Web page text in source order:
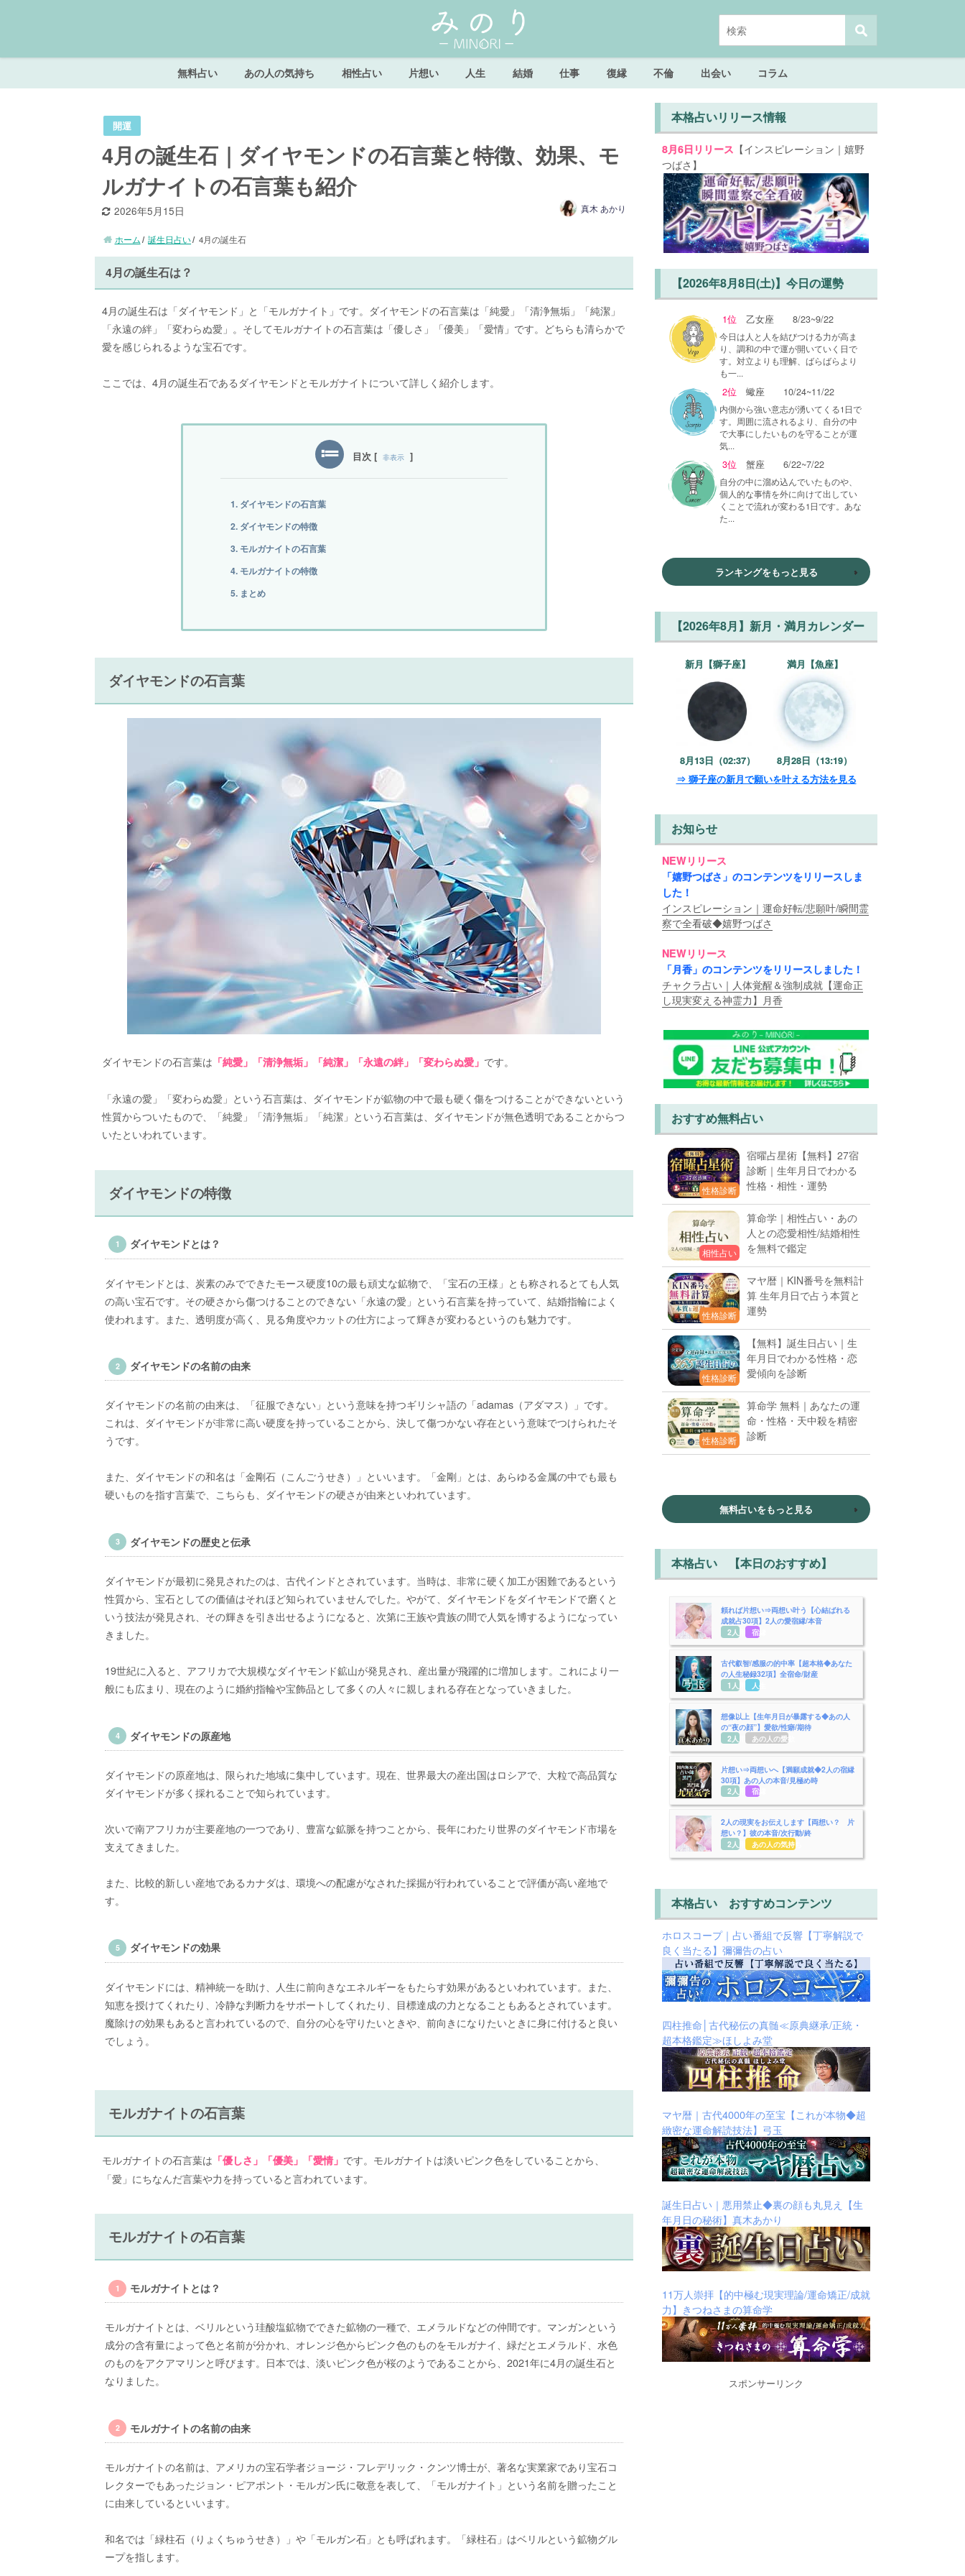
無料占い あの人の気持ち 相性占い 片想い 人生 結婚 仕事 復縁 不倫 出会い コラム
開運
4月の誕生石｜ダイヤモンドの石言葉と特徴、効果、モ
ルガナイトの石言葉も紹介
2026年5月15日 真木 あかり
ホーム 誕生日占い 4月の誕生石
4月の誕生石は？
4月の誕生石は「ダイヤモンド」と「モルガナイト」です。ダイヤモンドの石言葉は「純愛」「清浄無垢」「純潔」
「永遠の絆」「変わらぬ愛」。そしてモルガナイトの石言葉は「優しさ」「優美」「愛情」です。どちらも清らかで
愛を感じられるような宝石です。
ここでは、4月の誕生石であるダイヤモンドとモルガナイトについて詳しく紹介します。
目次 [ 非表示 ]
1. ダイヤモンドの石言葉
2. ダイヤモンドの特徴
3. モルガナイトの石言葉
4. モルガナイトの特徴
5. まとめ
ダイヤモンドの石言葉
ダイヤモンドの石言葉は 「純愛」「清浄無垢」「純潔」「永遠の絆」「変わらぬ愛」 です。
「永遠の愛」「変わらぬ愛」という石言葉は、ダイヤモンドが鉱物の中で最も硬く傷をつけることができないという
性質からついたもので、「純愛」「清浄無垢」「純潔」という石言葉は、ダイヤモンドが無色透明であることからつ
いたといわれています。
ダイヤモンドの特徴
ダイヤモンドとは？
ダイヤモンドとは、炭素のみでできたモース硬度10の最も頑丈な鉱物で、「宝石の王様」とも称されるとても人気
の高い宝石です。その硬さから傷つけることのできない「永遠の愛」という石言葉を持っていて、結婚指輪によく
使われます。また、透明度が高く、見る角度やカットの仕方によって輝きが変わるというのも魅力です。
ダイヤモンドの名前の由来
ダイヤモンドの名前の由来は、「征服できない」という意味を持つギリシャ語の「adamas（アダマス）」です。
これは、ダイヤモンドが非常に高い硬度を持っていることから、決して傷つかない存在という意味でつけられたそ
うです。
また、ダイヤモンドの和名は「金剛石（こんごうせき）」といいます。「金剛」とは、あらゆる金属の中でも最も
硬いものを指す言葉で、こちらも、ダイヤモンドの硬さが由来といわれています。
ダイヤモンドの歴史と伝承
ダイヤモンドが最初に発見されたのは、古代インドとされています。当時は、非常に硬く加工が困難であるという
性質から、宝石としての価値はそれほど知られていませんでした。やがて、ダイヤモンドをダイヤモンドで磨くと
いう技法が発見され、その輝きを引き出せるようになると、次第に王族や貴族の間で人気を博するようになってい
きました。
19世紀に入ると、アフリカで大規模なダイヤモンド鉱山が発見され、産出量が飛躍的に増加します。これにより一
般にも広まり、現在のように婚約指輪や宝飾品として多くの人々に親しまれる存在となっていきました。
ダイヤモンドの原産地
ダイヤモンドの原産地は、限られた地域に集中しています。現在、世界最大の産出国はロシアで、大粒で高品質な
ダイヤモンドが多く採れることで知られています。
次いで南アフリカが主要産地の一つであり、豊富な鉱脈を持つことから、長年にわたり世界のダイヤモンド市場を
支えてきました。
また、比較的新しい産地であるカナダは、環境への配慮がなされた採掘が行われていることで評価が高い産地で
す。
ダイヤモンドの効果
ダイヤモンドには、精神統一を助け、人生に前向きなエネルギーをもたらす効果があるといわれています。また、
知恵を授けてくれたり、冷静な判断力をサポートしてくれたり、目標達成の力となることもあるとされています。
魔除けの効果もあると言われているので、自分の心を守りたいときや、前向きになりたいときに身に付けると良い
でしょう。
モルガナイトの石言葉
モルガナイトの石言葉は 「優しさ」「優美」「愛情」 です。モルガナイトは淡いピンク色をしていることから、
「愛」にちなんだ言葉や力を持っていると言われています。
モルガナイトの石言葉
モルガナイトとは？
モルガナイトとは、ベリルという珪酸塩鉱物でできた鉱物の一種で、エメラルドなどの仲間です。マンガンという
成分の含有量によって色と名前が分かれ、オレンジ色からピンク色のものをモルガナイ、緑だとエメラルド、水色
のものをアクアマリンと呼びます。日本では、淡いピンク色が桜のようであることから、2021年に4月の誕生石と
なりました。
モルガナイトの名前の由来
モルガナイトの名前は、アメリカの宝石学者ジョージ・フレデリック・クンツ博士が、著名な実業家であり宝石コ
レクターでもあったジョン・ピアポント・モルガン氏に敬意を表して、「モルガナイト」という名前を贈ったこと
に由来しているといいます。
和名では「緑柱石（りょくちゅうせき）」や「モルガン石」とも呼ばれます。「緑柱石」はベリルという鉱物グル
ープを指します。
本格占いリリース情報
8月6日リリース 【インスピレーション｜嬉野
つばさ】
【2026年8月8日(土)】今日の運勢
1位 乙女座 8/23~9/22
今日は人と人を結びつける力が高ま
り、調和の中で運が開いていく日で
す。対立よりも理解、ばらばらより
も一...
2位 蠍座 10/24~11/22
内側から強い意志が湧いてくる1日で
す。周囲に流されるより、自分の中
で大事にしたいものを守ることが運
気...
3位 蟹座 6/22~7/22
自分の中に溜め込んでいたものや、
個人的な事情を外に向けて出してい
くことで流れが変わる1日です。あな
た...
ランキングをもっと見る
【2026年8月】新月・満月カレンダー
新月【獅子座】
8月13日（02:37）
満月【魚座】
8月28日（13:19）
⇒ 獅子座の新月で願いを叶える方法を見る
お知らせ
NEWリリース
「嬉野つばさ」のコンテンツをリリースしま
した！
インスピレーション｜運命好転/悲願叶/瞬間霊
察で全看破◆嬉野つばさ
NEWリリース
「月香」のコンテンツをリリースしました！
チャクラ占い｜人体覚醒＆強制成就【運命正
し現実変える神霊力】月香
おすすめ無料占い
性格診断
宿曜占星術【無料】27宿
診断｜生年月日でわかる
性格・相性・運勢
相性占い
算命学｜相性占い・あの
人との恋愛相性/結婚相性
を無料で鑑定
性格診断
マヤ暦｜KIN番号を無料計
算 生年月日で占う本質と
運勢
性格診断
【無料】誕生日占い｜生
年月日でわかる性格・恋
愛傾向を診断
性格診断
算命学 無料｜あなたの運
命・性格・天中殺を精密
診断
無料占いをもっと見る
本格占い 【本日のおすすめ】
頼れば片想い⇒両想い叶う【心結ばれる
成就占30項】2人の愛宿縁/本音
2人用 宿縁
古代叡智/感服の的中率【超本格◆あなた
の人生秘録32項】全宿命/財産
1人用
人生
想像以上【生年月日が暴露する◆あの人
の“夜の顔”】愛欲/性癖/期待
2人用
あの人の愛欲
片想い⇒両想いへ【満願成就◆2人の宿縁
30項】あの人の本音/見極め時
2人用 宿縁
2人の現実をお伝えします【両想い？ 片
想い？】彼の本音/次行動/終
2人用
あの人の気持ち
本格占い おすすめコンテンツ
ホロスコープ｜占い番組で反響【丁寧解説で
良く当たる】彌彌告の占い
四柱推命│古代秘伝の真髄≪原典継承/正統・
超本格鑑定≫ほしよみ堂
マヤ暦｜古代4000年の至宝【これが本物◆超
緻密な運命解読技法】弓玉
誕生日占い｜悪用禁止◆裏の顔も丸見え【生
年月日の秘術】真木あかり
11万人崇拝【的中極む現実理論/運命矯正/成就
力】きつねさまの算命学
スポンサーリンク